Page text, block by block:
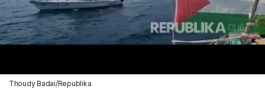
Thoudy Badai/Republika